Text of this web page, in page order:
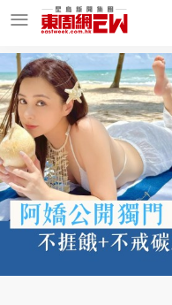
明星名人
東周Ladies